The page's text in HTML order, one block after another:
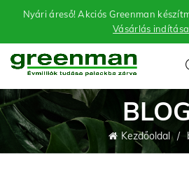
Nyári áreső! Akciós Greenman
Vásárlás
Kezdőoldal